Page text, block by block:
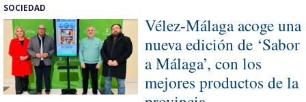
SOCIEDAD
Vélez-Málaga acoge una
nueva edición de ‘Sabor
a Málaga’, con los
mejores productos de la